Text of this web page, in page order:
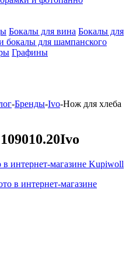
Бокалы для вина Бокалы для
бокалы для шампанского
Графины
-Бренды-Ivo-Нож для хлеба